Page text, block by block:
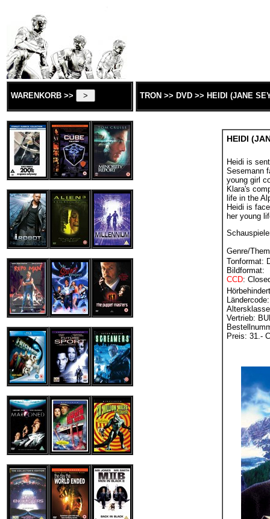
WARENKORB >> TRON >> DVD >> HEIDI (JANE
HEIDI
Heidi is
Sesemann
young girl
Klara's
life in the
Heidi is
her young
Genre/
Tonformat:
Bildformat:
CCD:
Vertrieb:
Preis: 31.-